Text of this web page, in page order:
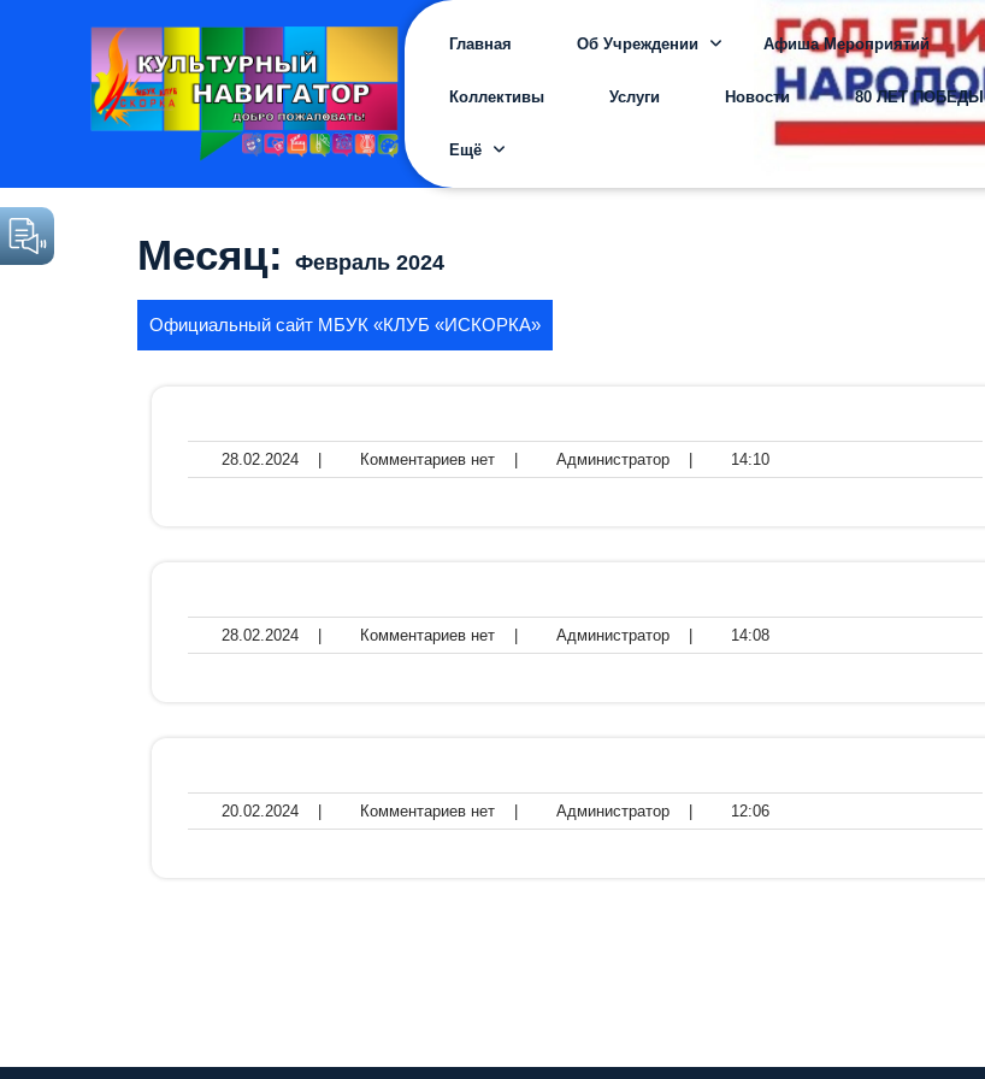
содержимому
Главная Об Учреждении Афиша Мероприятий
Коллективы Услуги Новости 80 ЛЕТ ПОБЕДЫ
Ещё
Месяц: Февраль 2024
Официальный сайт МБУК «КЛУБ «ИСКОРКА»
28.02.202428.02.2024Комментариев нетКомментариев
нет
АдминистраторАдминистратор
14:1014:10
28.02.202428.02.2024Комментариев нетКомментариев
нет
АдминистраторАдминистратор
14:0814:08
20.02.202420.02.2024Комментариев нетКомментариев
нет
АдминистраторАдминистратор
12:0612:06